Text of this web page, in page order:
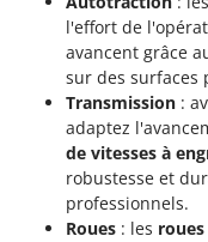
l'effort de
avancent grâce
sur des surfaces
Transmission :
adaptez
de vitesses à
robustesse et
professionnels.
Roues : les